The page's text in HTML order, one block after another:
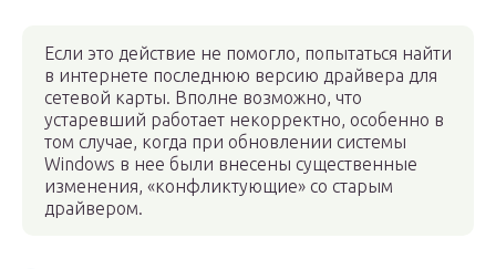
Если это действие не помогло, попытаться найти
в интернете последнюю версию драйвера для
сетевой карты. Вполне возможно, что
устаревший работает некорректно, особенно в
том случае, когда при обновлении системы
Windows в нее были внесены существенные
изменения, «конфликтующие» со старым
драйвером.